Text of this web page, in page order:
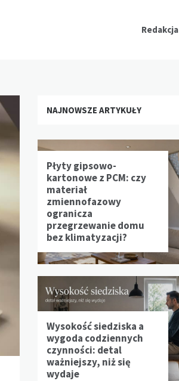
Redakcja
NAJNOWSZE ARTYKUŁY
Płyty gipsowo-
kartonowe z PCM: czy
materiał
zmiennofazowy
ogranicza
przegrzewanie domu
bez klimatyzacji?
Wysokość siedziska a
wygoda codziennych
czynności: detal
ważniejszy, niż się
wydaje